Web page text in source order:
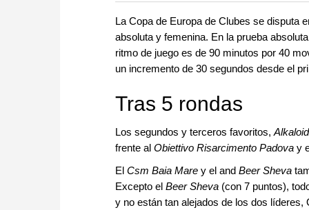
La Copa de Europa de Clubes se disputa
absoluta y femenina. En la prueba
ritmo de juego es de 90 minutos por 40
un incremento de 30 segundos desde el
Tras 5 rondas
Los segundos y terceros favoritos, Alkaloid
frente al Obiettivo Risarcimento Padova y
El Csm Baia Mare y el and Beer Sheva
Excepto el Beer Sheva (con 7 puntos),
y no están tan alejados de los dos líderes,